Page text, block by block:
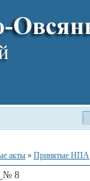
акты » Принятые НПА
8